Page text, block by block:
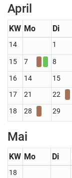
April
KW Mo Di
14 1
15 7 8
16 14 15
17
21 22
18 28 29
Mai
KW Mo Di
18